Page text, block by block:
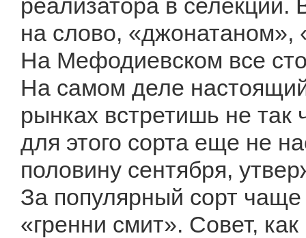
реализатора в селекции.
на слово, «джонатаном»,
На Мефодиевском все
На самом деле
рынках встретишь не так
для этого сорта еще не
половину сентября,
За популярный сорт
«гренни смит». Совет,